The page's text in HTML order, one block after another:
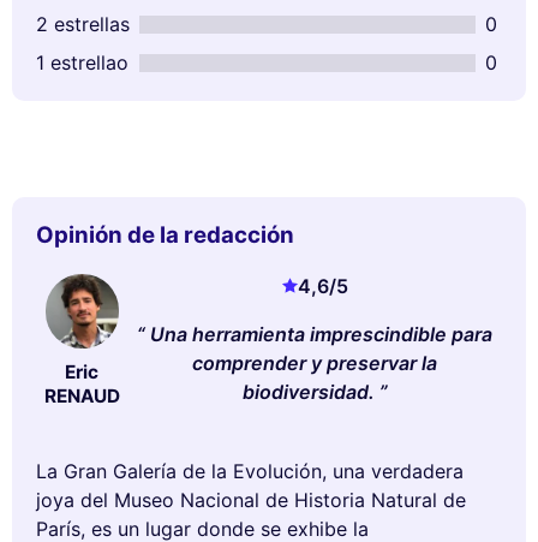
2 estrellas
0
1 estrellao
0
Opinión de la redacción
Eric
RENAUD
4,6/5
Una herramienta imprescindible para
comprender y preservar la
biodiversidad.
La Gran Galería de la Evolución, una verdadera
joya del Museo Nacional de Historia Natural de
París, es un lugar donde se exhibe la